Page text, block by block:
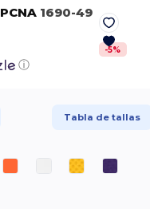
PCNA 1690-49
-5%
ⓘ
Tabla de tallas